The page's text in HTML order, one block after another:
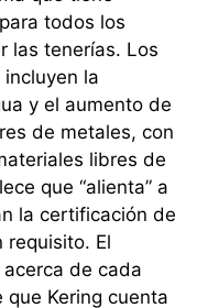
todos los
las tenerías. Los
la
y el aumento de
de metales, con
libres de
que “alienta” a
la certificación de
requisito. El
de cada
Kering cuenta